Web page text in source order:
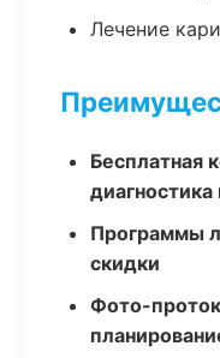
Лечение
Бесплатная
Программы
скидки
Фото-